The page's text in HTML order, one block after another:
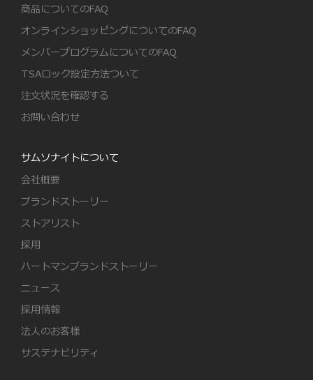
商品についてのFAQ
オンラインショッピングについてのFAQ
メンバープログラムについてのFAQ
TSAロック設定方法ついて
注文状況を確認する
お問い合わせ
サムソナイトについて
会社概要
ブランドストーリー
ストアリスト
採用
ハートマンブランドストーリー
ニュース
採用情報
法人のお客様
サステナビリティ